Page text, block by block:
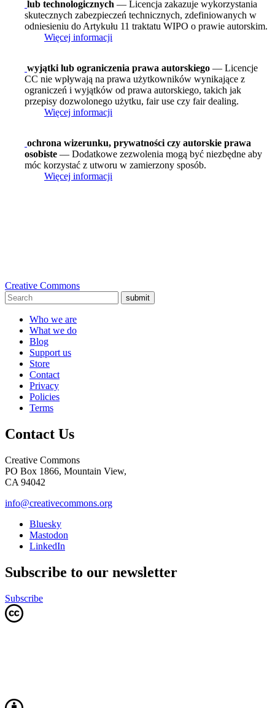
lub technologicznych — Licencja zakazuje wykorzystania
skutecznych zabezpieczeń technicznych, zdefiniowanych w
odniesieniu do Artykułu 11 traktatu WIPO o prawie autorskim.
Więcej informacji
wyjątki lub ograniczenia prawa autorskiego — Licencje
CC nie wpływają na prawa użytkowników wynikające z
ograniczeń i wyjątków od prawa autorskiego, takich jak
przepisy dozwolonego użytku, fair use czy fair dealing.
Więcej informacji
ochrona wizerunku, prywatności czy autorskie prawa
osobiste — Dodatkowe zezwolenia mogą być niezbędne aby
móc korzystać z utworu w zamierzony sposób.
Więcej informacji
Creative Commons
submit
Who we are
What we do
Blog
Support us
Store
Contact
Privacy
Policies
Terms
Contact Us
Creative Commons
PO Box 1866, Mountain View,
CA 94042
info@creativecommons.org
Bluesky
Mastodon
LinkedIn
Subscribe to our newsletter
Subscribe